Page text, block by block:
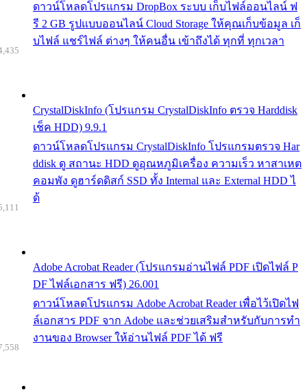
ดาวน์โหลดโปรแกรม DropBox ระบบ เก็บไฟล์ออนไลน์ ฟ
รี 2 GB รูปแบบออนไลน์ Cloud Storage ให้คุณเก็บข้อมูล เก็
บไฟล์ แชร์ไฟล์ ต่างๆ ให้คนอื่น เข้าถึงได้ ทุกที่ ทุกเวลา
CrystalDiskInfo (โปรแกรม CrystalDiskInfo ตรวจ Harddisk
เช็ค HDD) 9.9.1
ดาวน์โหลดโปรแกรม CrystalDiskInfo โปรแกรมตรวจ Har
ddisk ดู สถานะ HDD ดูอุณหภูมิเครื่อง ความเร็ว หาสาเหต
คอมพัง ดูฮาร์ดดิสก์ SSD ทั้ง Internal และ External HDD ไ
ด้
Adobe Acrobat Reader (โปรแกรมอ่านไฟล์ PDF เปิดไฟล์ P
DF ไฟล์เอกสาร ฟรี) 26.001
ดาวน์โหลดโปรแกรม Adobe Acrobat Reader เพื่อไว้เปิดไฟ
ล์เอกสาร PDF จาก Adobe และช่วยเสริมสำหรับกับการทำ
งานของ Browser ให้อ่านไฟล์ PDF ได้ ฟรี